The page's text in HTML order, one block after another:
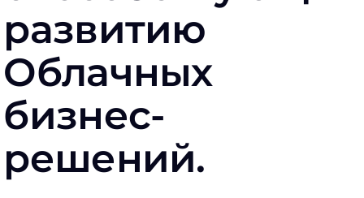
развитию
Облачных
бизнес-
решений.